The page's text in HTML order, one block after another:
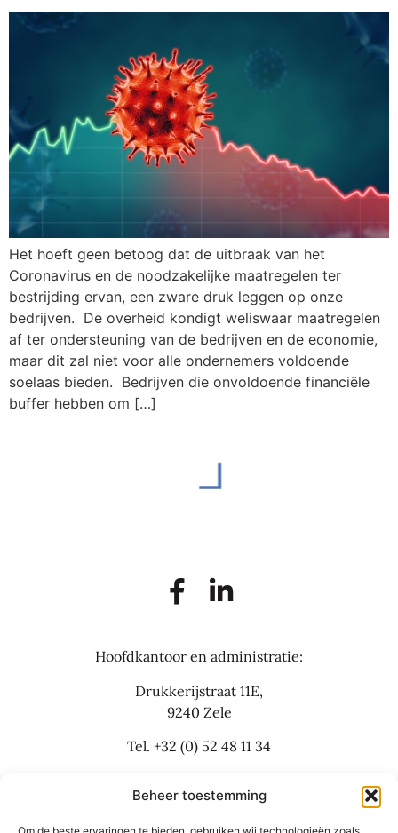
Beheer toestemming
Het hoeft geen betoog dat de uitbraak van het
Coronavirus en de noodzakelijke maatregelen ter
bestrijding ervan, een zware druk leggen op onze
bedrijven. De overheid kondigt weliswaar maatregelen
af ter ondersteuning van de bedrijven en de economie,
maar dit zal niet voor alle ondernemers voldoende
soelaas bieden. Bedrijven die onvoldoende financiële
buffer hebben om […]
Hoofdkantoor en administratie:
Drukkerijstraat 11E,
9240 Zele
Tel. +32 (0) 52 48 11 34